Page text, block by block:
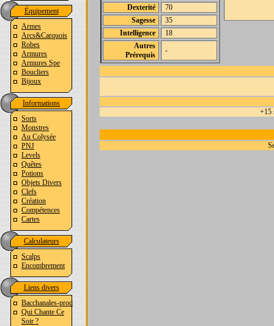
Équipement
Armes
Arcs&Carquois
Robes
Armures
Armures Spe
Boucliers
Bijoux
Informations
Sorts
Monstres
Au Colysée
PNJ
Levels
Quêtes
Potions
Objets Divers
Clefs
Création
Compétences
Cartes
Calculateurs
Scalps
Encombrement
Liens divers
Bacchanales-prod
Qui Chante Ce
Soir ?
Dexterité
70
Sagesse
35
Intelligence
18
Autres
Prérequis
-
+15